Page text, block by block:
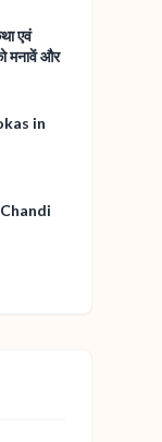
एवं
मनावें और
in